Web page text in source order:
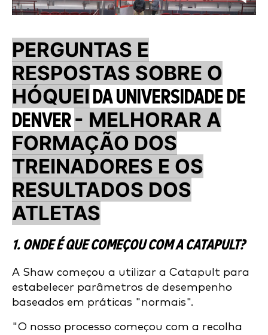
PERGUNTAS E
RESPOSTAS SOBRE O
HÓQUEI DA UNIVERSIDADE DE
DENVER - MELHORAR A
FORMAÇÃO DOS
TREINADORES E OS
RESULTADOS DOS
ATLETAS
1. ONDE É QUE COMEÇOU COM A CATAPULT?
A Shaw começou a utilizar a Catapult para
estabelecer parâmetros de desempenho
baseados em práticas "normais".
"O nosso processo começou com a recolha